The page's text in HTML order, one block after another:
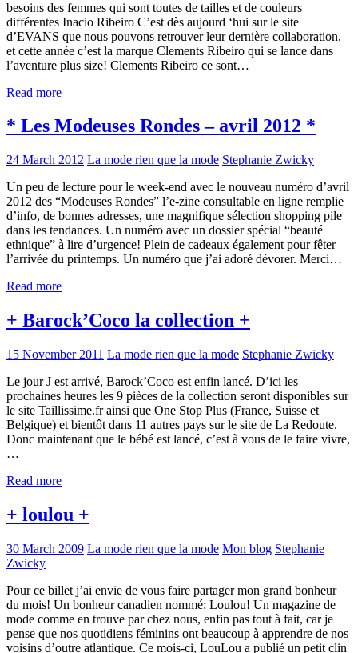
besoins des femmes qui sont toutes de tailles et de couleurs
différentes Inacio Ribeiro C’est dès aujourd ‘hui sur le site
d’EVANS que nous pouvons retrouver leur dernière collaboration,
et cette année c’est la marque Clements Ribeiro qui se lance dans
l’aventure plus size! Clements Ribeiro ce sont…
Read more
* Les Modeuses Rondes – avril 2012 *
24 March 2012 La mode rien que la mode Stephanie Zwicky
Un peu de lecture pour le week-end avec le nouveau numéro d’avril
2012 des “Modeuses Rondes” l’e-zine consultable en ligne remplie
d’info, de bonnes adresses, une magnifique sélection shopping pile
dans les tendances. Un numéro avec un dossier spécial “beauté
ethnique” à lire d’urgence! Plein de cadeaux également pour fêter
l’arrivée du printemps. Un numéro que j’ai adoré dévorer. Merci…
Read more
+ Barock’Coco la collection +
15 November 2011 La mode rien que la mode Stephanie Zwicky
Le jour J est arrivé, Barock’Coco est enfin lancé. D’ici les
prochaines heures les 9 pièces de la collection seront disponibles sur
le site Taillissime.fr ainsi que One Stop Plus (France, Suisse et
Belgique) et bientôt dans 11 autres pays sur le site de La Redoute.
Donc maintenant que le bébé est lancé, c’est à vous de le faire vivre,
…
Read more
+ loulou +
30 March 2009 La mode rien que la mode Mon blog Stephanie
Zwicky
Pour ce billet j’ai envie de vous faire partager mon grand bonheur
du mois! Un bonheur canadien nommé: Loulou! Un magazine de
mode comme en trouve par chez nous, enfin pas tout à fait, car je
pense que nos quotidiens féminins ont beaucoup à apprendre de nos
voisins d’outre atlantique. Ce mois-ci, LouLou a publié un petit clin